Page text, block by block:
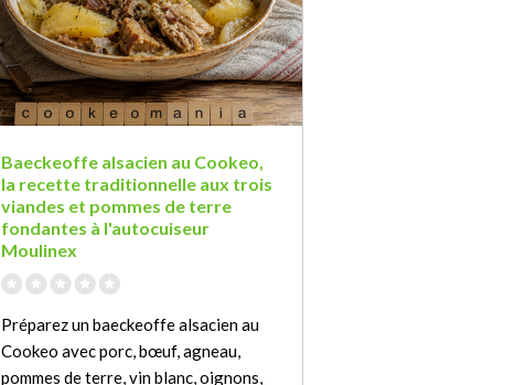
Baeckeoffe alsacien au Cookeo,
la recette traditionnelle aux trois
viandes et pommes de terre
fondantes à l'autocuiseur
Moulinex
Préparez un baeckeoffe alsacien au
Cookeo avec porc, bœuf, agneau,
pommes de terre, vin blanc, oignons,